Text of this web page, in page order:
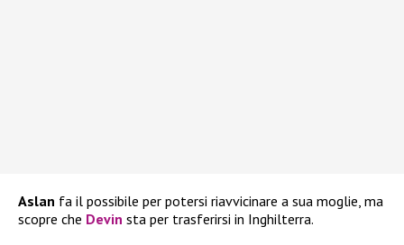
Aslan fa il possibile per potersi riavvicinare a sua moglie, ma
scopre che Devin sta per trasferirsi in Inghilterra.